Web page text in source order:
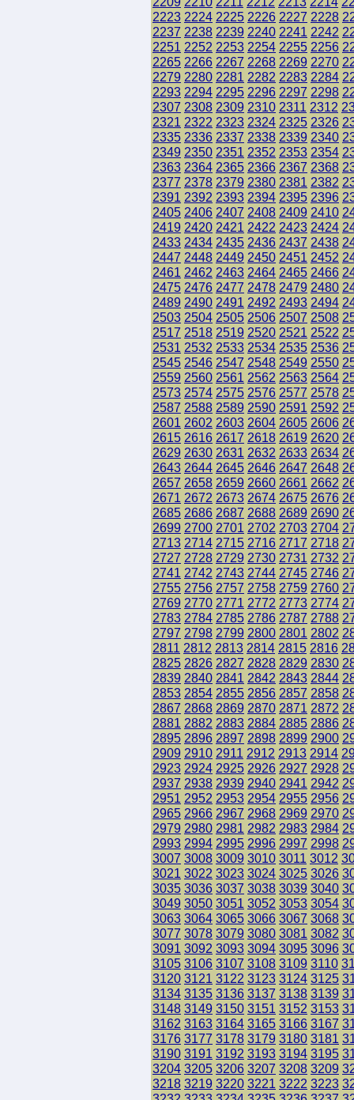
2223 2224 2225 2226 2227 2228
2237 2238 2239 2240 2241 2242
2251 2252 2253 2254 2255 2256
2265 2266 2267 2268 2269 2270
2279 2280 2281 2282 2283 2284
2293 2294 2295 2296 2297 2298
2307 2308 2309 2310 2311 2312
2321 2322 2323 2324 2325 2326
2335 2336 2337 2338 2339 2340
2349 2350 2351 2352 2353 2354
2363 2364 2365 2366 2367 2368
2377 2378 2379 2380 2381 2382
2391 2392 2393 2394 2395 2396
2405 2406 2407 2408 2409 2410
2419 2420 2421 2422 2423 2424
2433 2434 2435 2436 2437 2438
2447 2448 2449 2450 2451 2452
2461 2462 2463 2464 2465 2466
2475 2476 2477 2478 2479 2480
2489 2490 2491 2492 2493 2494
2503 2504 2505 2506 2507 2508
2517 2518 2519 2520 2521 2522
2531 2532 2533 2534 2535 2536
2545 2546 2547 2548 2549 2550
2559 2560 2561 2562 2563 2564
2573 2574 2575 2576 2577 2578
2587 2588 2589 2590 2591 2592
2601 2602 2603 2604 2605 2606
2615 2616 2617 2618 2619 2620
2629 2630 2631 2632 2633 2634
2643 2644 2645 2646 2647 2648
2657 2658 2659 2660 2661 2662
2671 2672 2673 2674 2675 2676
2685 2686 2687 2688 2689 2690
2699 2700 2701 2702 2703 2704
2713 2714 2715 2716 2717 2718
2727 2728 2729 2730 2731 2732
2741 2742 2743 2744 2745 2746
2755 2756 2757 2758 2759 2760
2769 2770 2771 2772 2773 2774
2783 2784 2785 2786 2787 2788
2797 2798 2799 2800 2801 2802
2811 2812 2813 2814 2815 2816
2825 2826 2827 2828 2829 2830
2839 2840 2841 2842 2843 2844
2853 2854 2855 2856 2857 2858
2867 2868 2869 2870 2871 2872
2881 2882 2883 2884 2885 2886
2895 2896 2897 2898 2899 2900
2909 2910 2911 2912 2913 2914
2923 2924 2925 2926 2927 2928
2937 2938 2939 2940 2941 2942
2951 2952 2953 2954 2955 2956
2965 2966 2967 2968 2969 2970
2979 2980 2981 2982 2983 2984
2993 2994 2995 2996 2997 2998
3007 3008 3009 3010 3011 3012
3021 3022 3023 3024 3025 3026
3035 3036 3037 3038 3039 3040
3049 3050 3051 3052 3053 3054
3063 3064 3065 3066 3067 3068
3077 3078 3079 3080 3081 3082
3091 3092 3093 3094 3095 3096
3105 3106 3107 3108 3109 3110
3120 3121 3122 3123 3124 3125
3134 3135 3136 3137 3138 3139
3148 3149 3150 3151 3152 3153
3162 3163 3164 3165 3166 3167
3176 3177 3178 3179 3180 3181
3190 3191 3192 3193 3194 3195
3204 3205 3206 3207 3208 3209
3218 3219 3220 3221 3222 3223